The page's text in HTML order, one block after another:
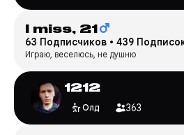
I miss, 21
63 Подписчиков • 439
Играю, веселюсь, не душню
1212
Олд 363